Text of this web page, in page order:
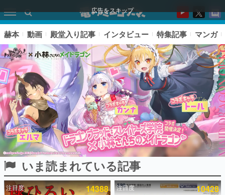
広告をスキップ
ピックアップ
赫本 動画 殿堂入り記事 インタビュー 特集記事 マンガ
いま読まれている記事
注目度 14388 注目度 10428